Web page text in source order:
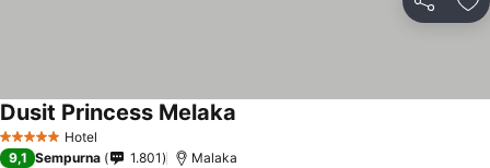
Bagikan
5 Bintang Hotel
Dusit Princess Melaka
9,1 Sempurna 1.801 Malaka